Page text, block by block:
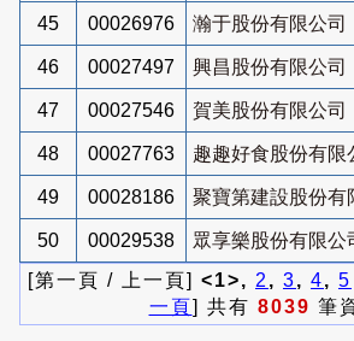
45 00026976 瀚于股份有限公司
46 00027497 興昌股份有限公司
47 00027546 賀美股份有限公司
48 00027763 趣趣好食股份有限
49 00028186 聚寶第建設股份有
50 00029538
眾享樂股份有限公
[第一頁 / 上一頁] <1>, 2 , 3, 4, 5
一頁] 共有 8039 筆